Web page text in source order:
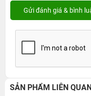
SẢN PHẨM LIÊN QUAN